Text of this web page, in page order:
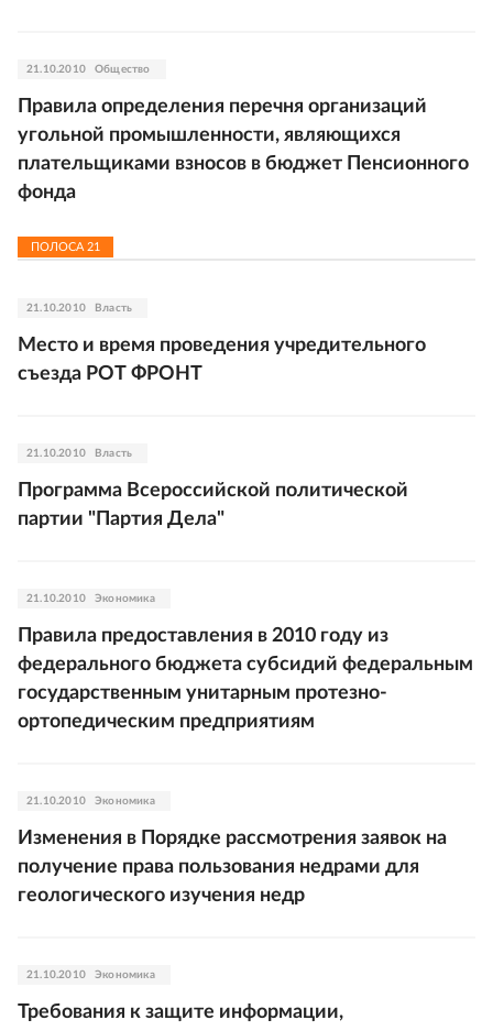
21.10.2010 Общество
Правила определения перечня организаций
угольной промышленности, являющихся
плательщиками взносов в бюджет Пенсионного
фонда
ПОЛОСА 21
21.10.2010 Власть
Место и время проведения учредительного
съезда РОТ ФРОНТ
21.10.2010 Власть
Программа Всероссийской политической
партии "Партия Дела"
21.10.2010 Экономика
Правила предоставления в 2010 году из
федерального бюджета субсидий федеральным
государственным унитарным протезно-
ортопедическим предприятиям
21.10.2010 Экономика
Изменения в Порядке рассмотрения заявок на
получение права пользования недрами для
геологического изучения недр
21.10.2010 Экономика
Требования к защите информации,